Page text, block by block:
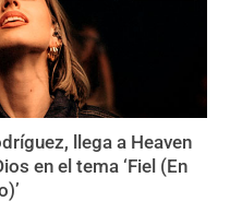
llega a Heaven
en el tema ‘Fiel (En